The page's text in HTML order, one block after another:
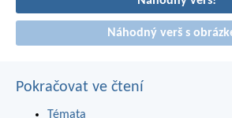
Náhodný verš s
Pokračovat ve čtení
Témata